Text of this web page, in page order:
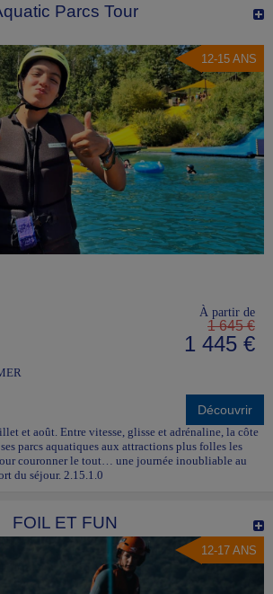
Parcs Tour
12-15 ANS
À partir de
1 645 €
1 445 €
Découvrir
et août. Entre vitesse, glisse et adrénaline, la côte
parcs aquatiques aux attractions plus folles les
couronner le tout… une journée inoubliable au
du séjour. 2.15.1.0
FOIL ET FUN
12-17 ANS